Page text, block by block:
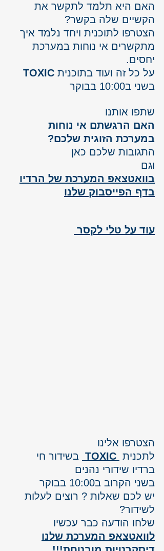
האם היא תלמד לתקשר את
הקשיים שלה בקשר?
הצטרפו לתוכנית ויחד נלמד איך
מתקשרים אי נוחות במערכת
יחסים.
על כל זה ועוד בתוכנית TOXIC
בשני ב10:00 בבוקר
שתפו אותנו
האם הרגשתם אי נוחות
במערכת הזוגית שלכם?
התגובות שלכם כאן
וגם
בוואטצאפ המערכת של הרדיו
בדף הפייסבוק שלנו
עוד על טלי לקסר
הצטרפו אלינו
לתכנית TOXIC בשידור חי
ברדיו שידורי נהנים
בשני הקרוב ב10:00 בבוקר
יש לכם שאלות ? רוצים לעלות
לשידור?
שלחו הודעה כבר עכשיו
לוואטצאפ המערכת שלנו